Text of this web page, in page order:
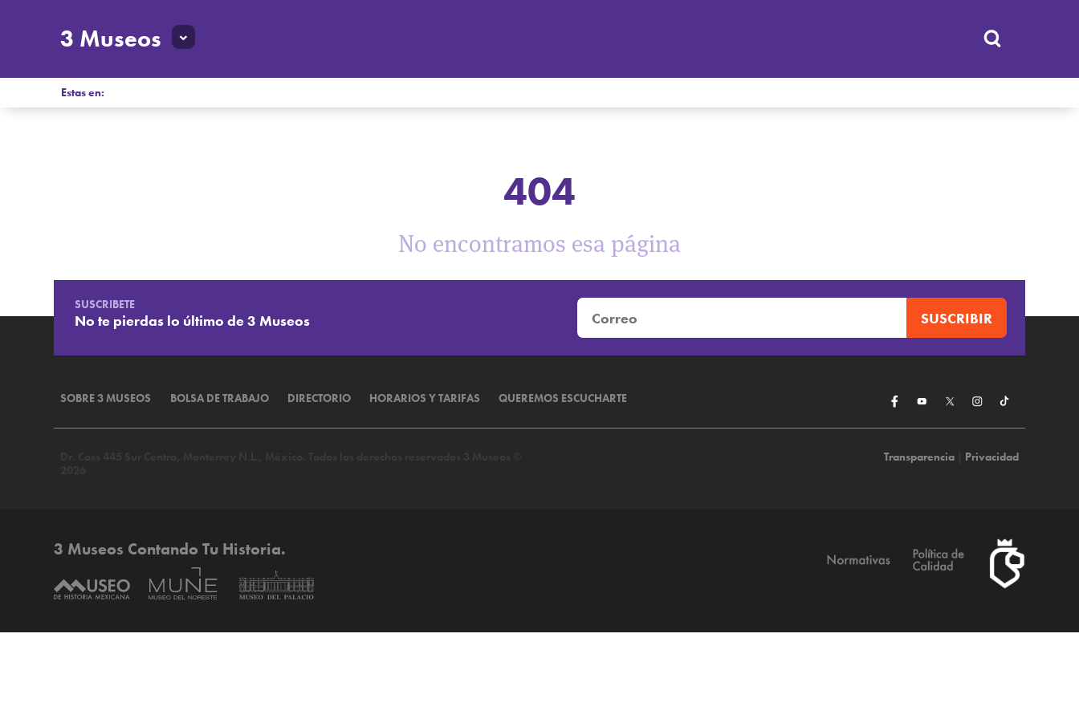
3 Museos
Estas en:
404
No encontramos esa página
SUSCRIBETE
No te pierdas lo último de 3 Museos
SOBRE 3 MUSEOS BOLSA DE TRABAJO DIRECTORIO HORARIOS Y TARIFAS QUEREMOS ESCUCHARTE
Transparencia| Privacidad
3 Museos Contando Tu Historia.